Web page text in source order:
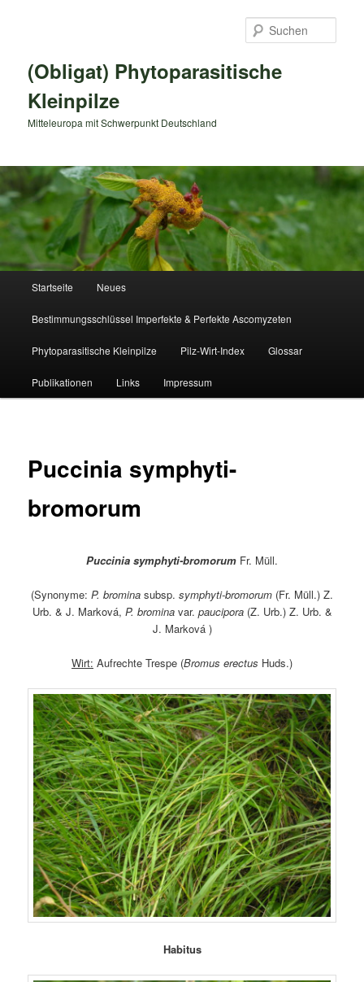
(Obligat) Phytoparasitische
Kleinpilze
Mitteleuropa mit Schwerpunkt Deutschland
Startseite Neues
Bestimmungsschlüssel Imperfekte & Perfekte Ascomyzeten
Phytoparasitische Kleinpilze Pilz-Wirt-Index Glossar
Publikationen Links Impressum
Puccinia symphyti-
bromorum
Puccinia symphyti-bromorum Fr. Müll.
(Synonyme: P. bromina subsp. symphyti-bromorum (Fr. Müll.) Z.
Urb. & J. Marková, P. bromina var. paucipora (Z. Urb.) Z. Urb. &
J. Marková )
Wirt: Aufrechte Trespe (Bromus erectus Huds.)
Habitus